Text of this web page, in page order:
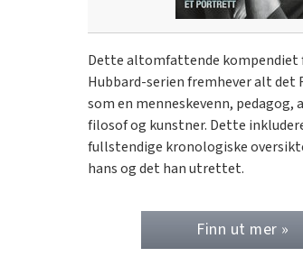
Dette altomfattende kompendiet
Hubbard-serien fremhever alt det
som en menneskevenn,
filosof og kunstner. Dette
fullstendige kronologiske
hans og det han utrettet.
Finn ut mer »